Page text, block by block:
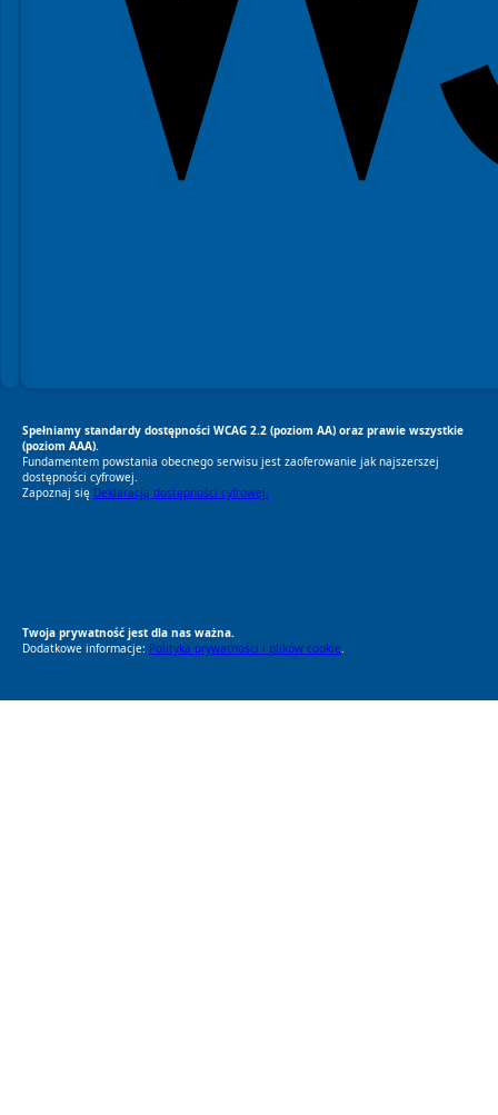
Spełniamy standardy dostępności WCAG 2.2 (poziom AA) oraz prawie wszystkie
(poziom AAA).
Fundamentem powstania obecnego serwisu jest zaoferowanie jak najszerszej
dostępności cyfrowej.
Zapoznaj się Deklaracją dostępności cyfrowej.
Twoja prywatność jest dla nas ważna.
Dodatkowe informacje: Polityka prywatności i plików cookie